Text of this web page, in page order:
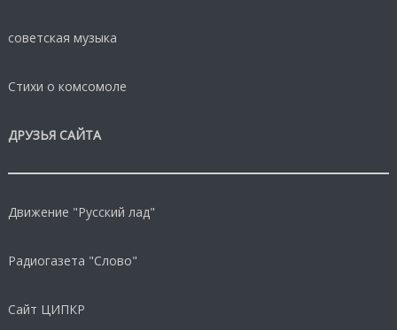
советская музыка
Стихи о комсомоле
ДРУЗЬЯ САЙТА
Движение "Русский лад"
Радиогазета "Слово"
Сайт ЦИПКР